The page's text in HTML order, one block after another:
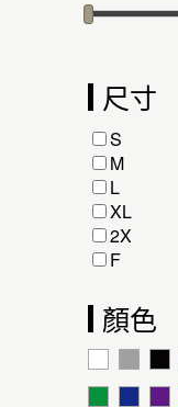
尺寸
S
M
L
XL
2X
F
顏色